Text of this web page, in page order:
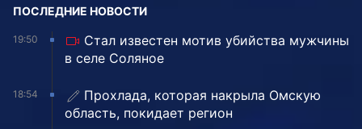
ПОСЛЕДНИЕ НОВОСТИ
19:50
Стал известен мотив убийства мужчины
в селе Соляное
18:54
Прохлада, которая накрыла Омскую
область, покидает регион